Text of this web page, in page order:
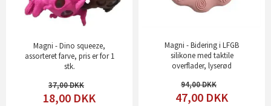
Magni - Dino squeeze,
assorteret farve, pris er for 1
stk.
37,00
18,00 DKK
Magni - Bidering i LFGB
silikone med taktile
overflader, lyserød
94,00
47,00 DKK